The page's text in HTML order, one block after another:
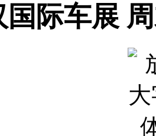
国际车展